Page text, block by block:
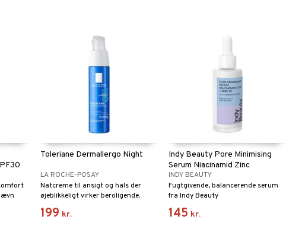
Toleriane Dermallergo Night
LA ROCHE-POSAY
Natcreme til ansigt og hals der
øjeblikkeligt virker beroligende.
Reducerer følelsen af ubehag i
huden om natten. Virker intensivt
199 kr.
Indy Beauty Pore Minimising
Serum Niacinamid Zinc
INDY BEAUTY
Fugtgivende, balancerende serum
fra Indy Beauty
145 kr.